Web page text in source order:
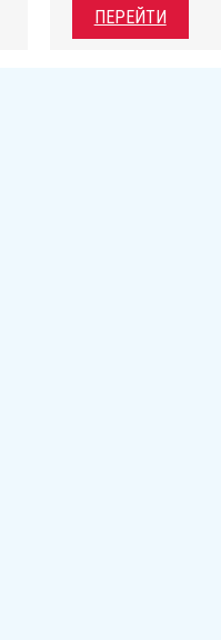
ПЕРЕЙТИ